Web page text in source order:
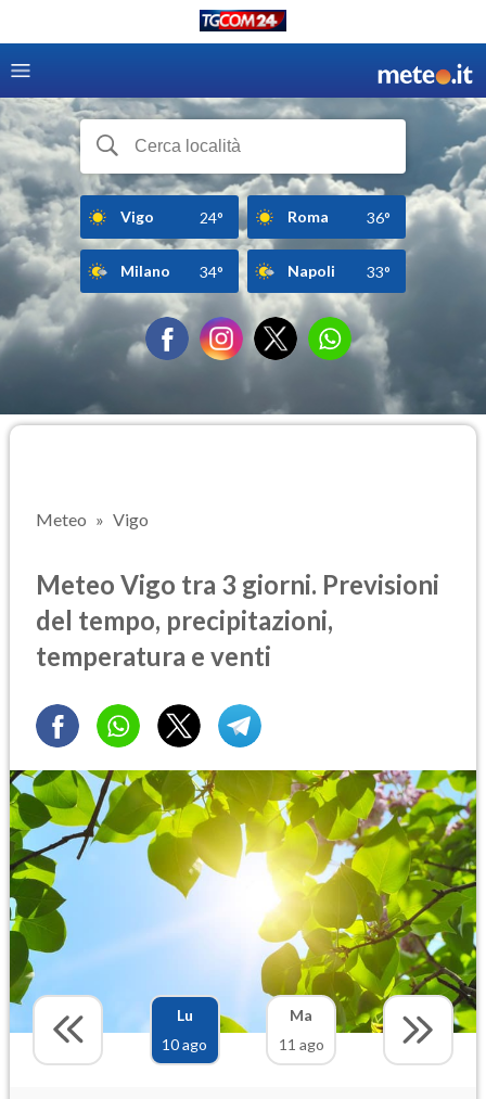
Vigo 24° Roma 36°
Milano 34° Napoli 33°
Meteo Vigo
Meteo Vigo tra 3 giorni. Previsioni
del tempo, precipitazioni,
temperatura e venti
Lu
10 ago
Ma
11 ago